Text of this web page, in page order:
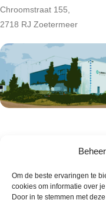
Om de beste ervaringen te
cookies om informatie over
Door in te stemmen met
Chroomstraat 155,
2718 RJ Zoetermeer